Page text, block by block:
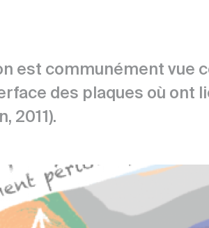
est communément vue
des plaques où ont
2011).